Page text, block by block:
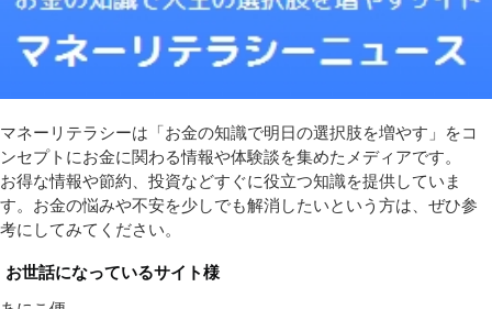
マネーリテラシーは「お金の知識で明日の選択肢を増やす」をコ
ンセプトにお金に関わる情報や体験談を集めたメディアです。
お得な情報や節約、投資などすぐに役立つ知識を提供していま
す。お金の悩みや不安を少しでも解消したいという方は、ぜひ参
考にしてみてください。
お世話になっているサイト様